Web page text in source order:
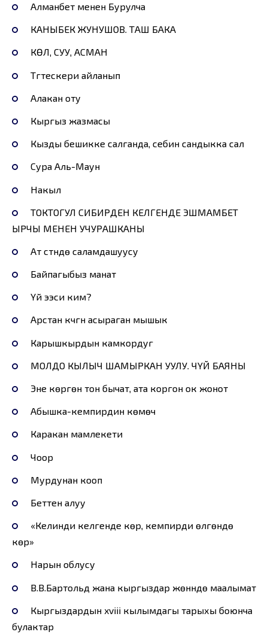
Алманбет менен Бурулча
КАНЫБЕК ЖУНУШОВ. ТАШ БАКА
КӨЛ, СУУ, АСМАН
Түгүтескери айланып
Алакан оту
Кыргыз жазмасы
Кызды бешикке салганда, себин сандыкка сал
Сура Аль-Маун
Накыл
ТОКТОГУЛ СИБИРДЕН КЕЛГЕНДЕ ЭШМАМБЕТ
ЫРЧЫ МЕНЕН УЧУРАШКАНЫ
Ат үстүндө саламдашуусу
Байпагыбыз манат
Үй ээси ким?
Арстан күчүгүн асыраган мышык
Карышкырдын камкордугү
МОЛДО КЫЛЫЧ ШАМЫРКАН УУЛУ. ЧҮЙ БАЯНЫ
Эне көргөн тон бычат, ата коргон ок жонот
Абышка-кемпирдин көмөчү
Каракан мамлекети
Чоор
Мурдунан кооп
Беттен алуу
«Келинди келгенде көр, кемпирди өлгөндө
көр»
Нарын облусу
В.В.Бартольд жана кыргыздар жөнүндө маалымат
Кыргыздардын xviii кылымдагы тарыхы боюнча
булактар